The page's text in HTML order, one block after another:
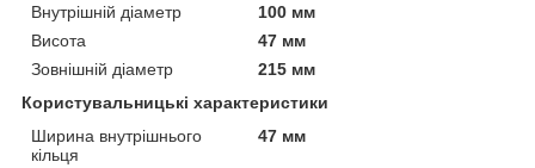
Внутрішній діаметр
100 мм
Висота
47 мм
Зовнішній діаметр
215 мм
Користувальницькі характеристики
Ширина внутрішнього
кільця
47 мм